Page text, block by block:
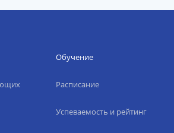
Обучение
Расписание
Успеваемость и рейтинг